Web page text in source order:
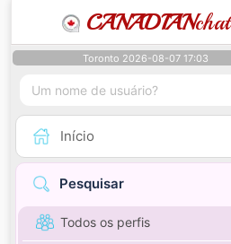
CANADIANchat
Toronto 2026-08-07 17:03
Início
Pesquisar
Todos os perfis